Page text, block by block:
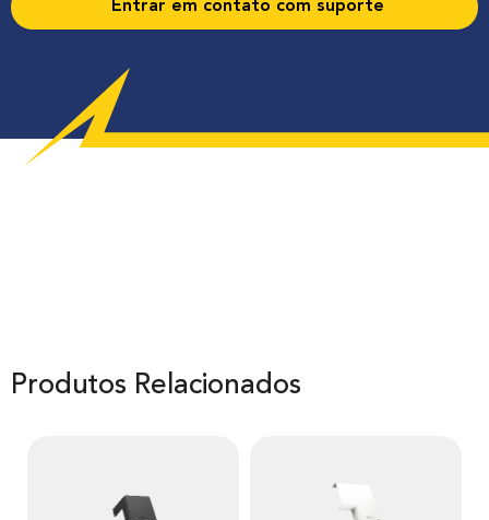
Entrar em contato com suporte
Produtos Relacionados